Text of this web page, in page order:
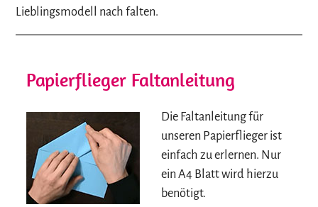
Lieblingsmodell nach falten.
Papierflieger Faltanleitung
Die Faltanleitung für
unseren Papierflieger ist
einfach zu erlernen. Nur
ein A4 Blatt wird hierzu
benötigt.